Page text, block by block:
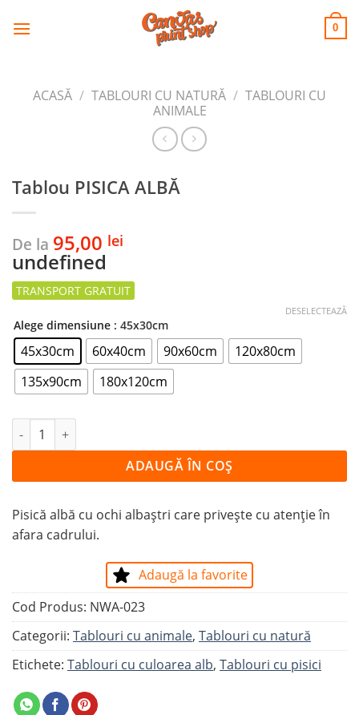
CANVAS
PRINT SHOP 0
ACASĂ / TABLOURI CU NATURĂ / TABLOURI CU
ANIMALE
Tablou PISICA ALBĂ
De la 95,00 lei
undefined
Alege dimensiune : 45x30cm
45x30cm 60x40cm 90x60cm
120x80cm
135x90cm
180x120cm
DESELECTEAZĂ
Cantitate Tablou PISICA ALBĂ
ADAUGĂ ÎN COȘ
Pisică albă cu ochi albaștri care privește cu atenție în
afara cadrului.
Adaugă la favorite
Cod Produs: NWA-023
Categorii: Tablouri cu animale, Tablouri cu natură
Etichete: Tablouri cu culoarea alb, Tablouri cu pisici